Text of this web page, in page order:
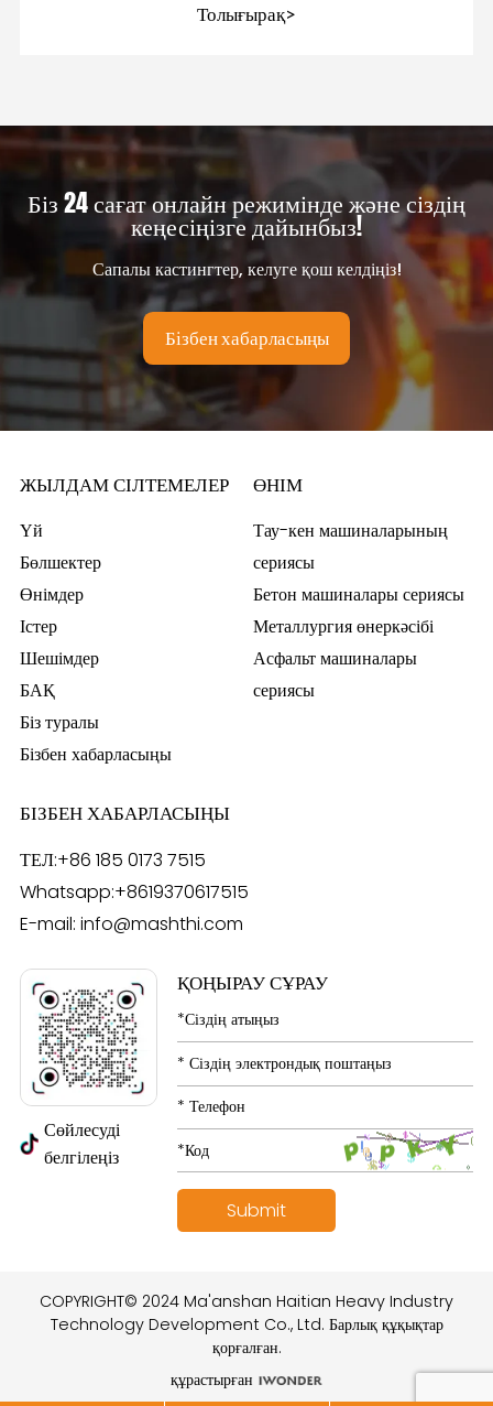
табылады
Толығырақ>
Біз 24 сағат онлайн режимінде және сіздің
кеңесіңізге дайынбыз!
Сапалы кастингтер, келуге қош келдіңіз!
Бізбен хабарласыңы
ЖЫЛДАМ СІЛТЕМЕЛЕР
Үй
Бөлшектер
Өнімдер
Істер
Шешімдер
БАҚ
Біз туралы
Бізбен хабарласыңы
ӨНІМ
Тау-кен машиналарының
сериясы
Бетон машиналары сериясы
Металлургия өнеркәсібі
Асфальт машиналары
сериясы
БІЗБЕН ХАБАРЛАСЫҢЫ
ТЕЛ:+86 185 0173 7515
Whatsapp:+8619370617515
E-mail: info@mashthi.com
Сөйлесуді
белгілеңіз
ҚОҢЫРАУ СҰРАУ
COPYRIGHT© 2024 Ma'anshan Haitian Heavy Industry
Technology Development Co., Ltd. Барлық құқықтар
қорғалған.
құрастырған